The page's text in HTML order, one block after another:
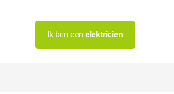
Ik ben een elektricien